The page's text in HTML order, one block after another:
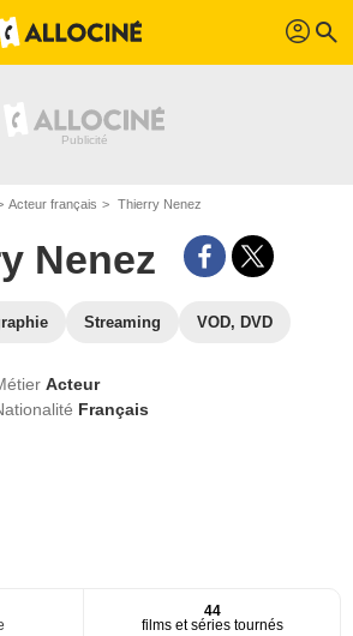
profil search
Acteur français Thierry Nenez
Nenez
Streaming VOD, DVD
Acteur
Français
44
films et séries tournés